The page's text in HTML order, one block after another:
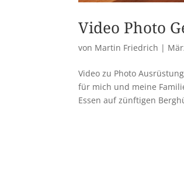
Video Photo
von Martin Friedrich |
Video zu Photo
für mich und meine
Essen auf zünftigen